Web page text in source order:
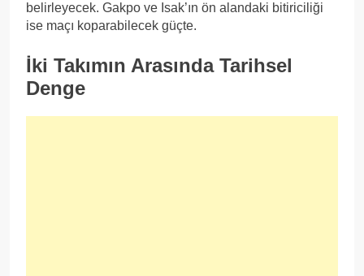
belirleyecek. Gakpo ve Isak’ın ön alandaki bitiriciliği
ise maçı koparabilecek güçte.
İki Takımın Arasında Tarihsel
Denge